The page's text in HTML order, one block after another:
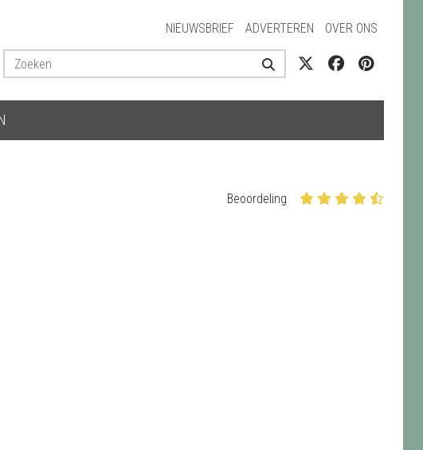
NIEUWSBRIEF ADVERTEREN OVER ONS
Beoordeling